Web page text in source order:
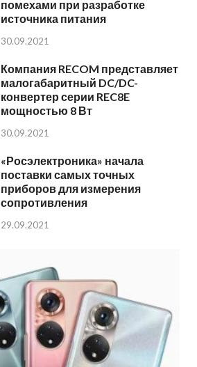
помехами при разработке
источника питания
30.09.2021
Компания RECOM представляет
малогабаритный DC/DC-
конвертер серии REC8E
мощностью 8 Вт
30.09.2021
«Росэлектроника» начала
поставки самых точных
приборов для измерения
сопротивления
29.09.2021